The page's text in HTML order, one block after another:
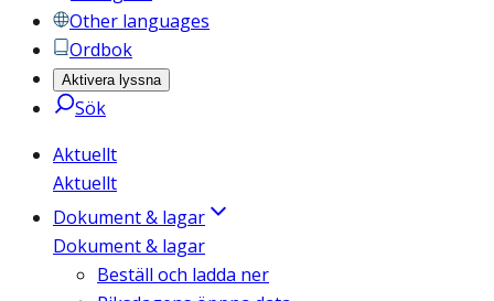
Other languages
Ordbok
Aktivera lyssna
Sök
Aktuellt
Aktuellt
Dokument & lagar
Dokument & lagar
Beställ och ladda ner